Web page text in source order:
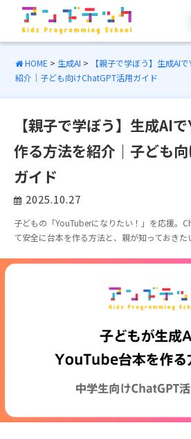
学べる内容
授業の流れ
授業時間・料金
生徒・保護者の声
👉 無料体験お申込
HOME > 生成AI >
【親子で学ぼう】生成AI
紹介｜子ども向けChatGPT活用ガイド
【親子で学ぼう】生成AI
作る方法を紹介｜子ども
ガイド
2025.10.27
子どもの「YouTuberになりたい！」を応援。
て安全に台本を作る方法と、親が知っておきた